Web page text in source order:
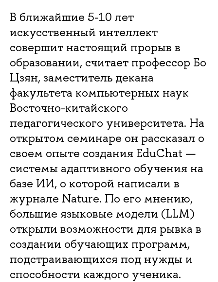
В ближайшие 5-10 лет
искусственный интеллект
совершит настоящий прорыв в
образовании, считает профессор Бо
Цзян, заместитель декана
факультета компьютерных наук
Восточно-китайского
педагогического университета. На
открытом семинаре он рассказал о
своем опыте создания EduChat —
системы адаптивного обучения на
базе ИИ, о которой написали в
журнале Nature. По его мнению,
большие языковые модели (LLM)
открыли возможности для рывка в
создании обучающих программ,
подстраивающихся под нужды и
способности каждого ученика.